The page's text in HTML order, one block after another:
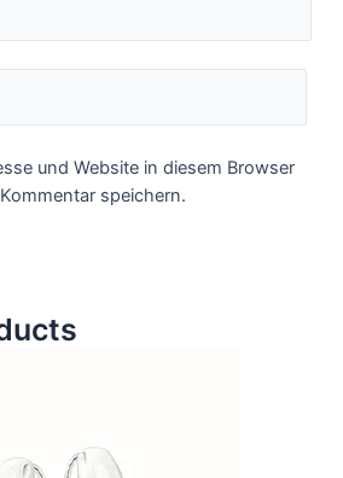
und Website in diesem Browser
speichern.